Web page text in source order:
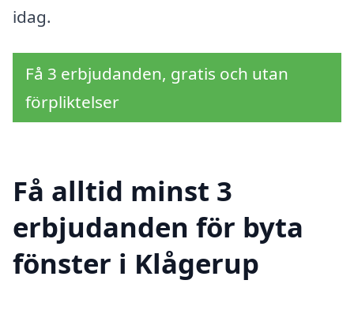
idag.
Få 3 erbjudanden, gratis och utan
förpliktelser
Få alltid minst 3
erbjudanden för byta
fönster i Klågerup